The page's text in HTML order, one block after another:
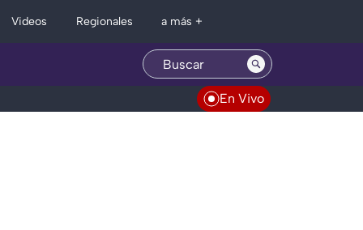
Videos Regionales a más +
En Vivo